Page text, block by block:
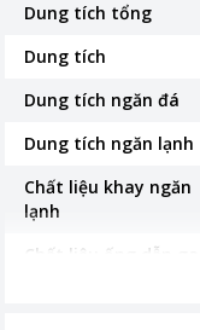
Dung tích tổng
Dung tích
Dung tích ngăn đá
Dung tích ngăn lạnh
Chất liệu khay ngăn
lạnh
Chất liệu ống dẫn gas,